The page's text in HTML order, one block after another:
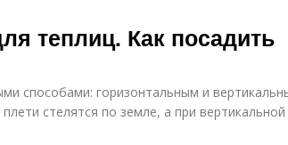
теплиц. Как посадить
способами: горизонтальным и
стелятся по земле, а при